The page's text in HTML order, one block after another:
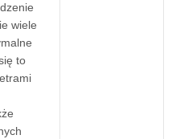
wiele
to